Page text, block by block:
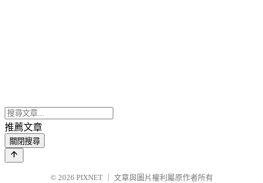
推薦文章
關閉搜尋
© 2026 PIXNET
文章與圖片權利屬原作者所有